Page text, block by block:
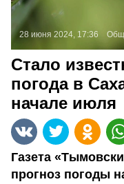
28 июня 2024, 17:36
Стало
погода в
начале июля
Газета
прогноз погоды